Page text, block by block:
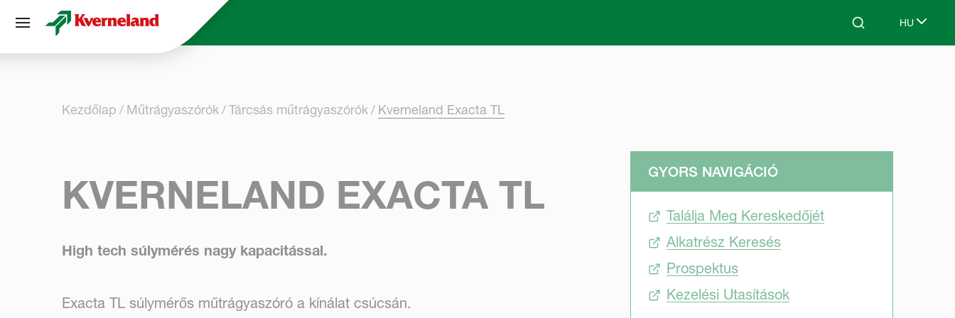
Search HU
Select
Kezdőlap Műtrágya­szórók Tárcsás műtrágya­szórók Kverneland Exacta TL
KVERNELAND EXACTA TL
High tech súlymérés nagy kapacitással.
Exacta TL súlymérős műtrágyaszóró a kínálat csúcsán.
GYORS NAVIGÁCIÓ
Találja Meg Kereskedőjét
Alkatrész Keresés
Prospektus
Kezelési Utasítások
Süti preferenciák